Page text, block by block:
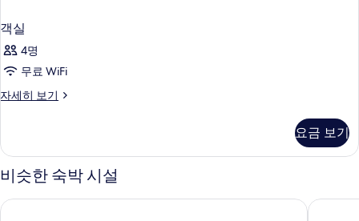
객실
4명
무료 WiFi
자세히 보기
객
히
보
기
요금 보기
비슷한 숙박 시설
호텔 그랑 쾨르 라탱 셀렉트